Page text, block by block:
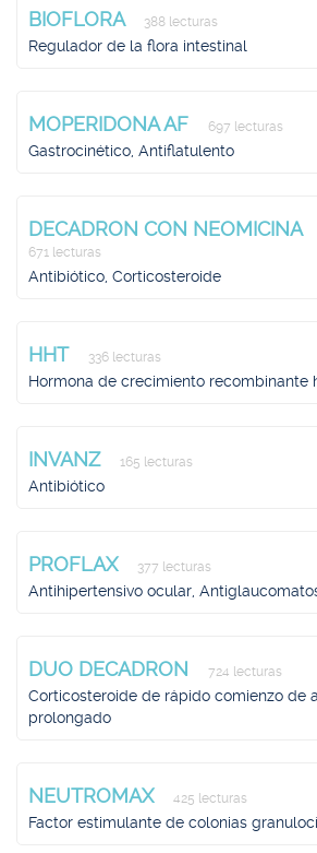
BIOFLORA 388 lecturas
Regulador de la flora intestinal
MOPERIDONA AF 697 lecturas
Gastrocinético, Antiflatulento
DECADRON CON NEOMICINA
671 lecturas
Antibiótico, Corticosteroide
HHT 336 lecturas
Hormona de crecimiento recombinante
INVANZ 165 lecturas
Antibiótico
PROFLAX 377 lecturas
Antihipertensivo ocular,
DUO DECADRON 724 lecturas
Corticosteroide de rápido comienzo de
prolongado
NEUTROMAX 425 lecturas
Factor estimulante de colonias